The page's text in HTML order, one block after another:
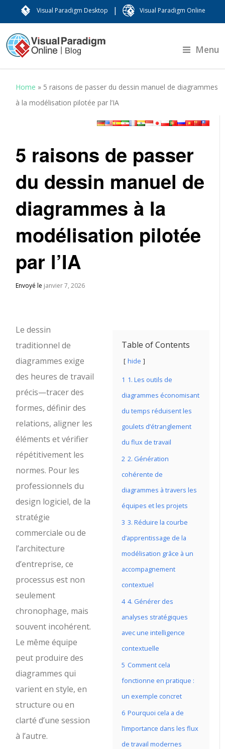
Visual Paradigm Desktop | Visual Paradigm Online
Menu
Home » 5 raisons de passer du dessin manuel de diagrammes
à la modélisation pilotée par l’IA
5 raisons de passer
du dessin manuel de
diagrammes à la
modélisation pilotée
par l’IA
Envoyé le janvier 7, 2026
Table of Contents
hide
1 1. Les outils de
diagrammes économisant
du temps réduisent les
goulets d’étranglement
du flux de travail
2 2. Génération
cohérente de
diagrammes à travers les
équipes et les projets
3 3. Réduire la courbe
d’apprentissage de la
modélisation grâce à un
accompagnement
contextuel
4 4. Générer des
analyses stratégiques
avec une intelligence
contextuelle
5 Comment cela
fonctionne en pratique :
un exemple concret
6 Pourquoi cela a de
l’importance dans les flux
de travail modernes
Le dessin
traditionnel de
diagrammes exige
des heures de travail
précis—tracer des
formes, définir des
relations, aligner les
éléments et vérifier
répétitivement les
normes. Pour les
professionnels du
design logiciel, de la
stratégie
commerciale ou de
l’architecture
d’entreprise, ce
processus est non
seulement
chronophage, mais
souvent incohérent.
Le même équipe
peut produire des
diagrammes qui
varient en style, en
structure ou en
clarté d’une session
à l’autre.